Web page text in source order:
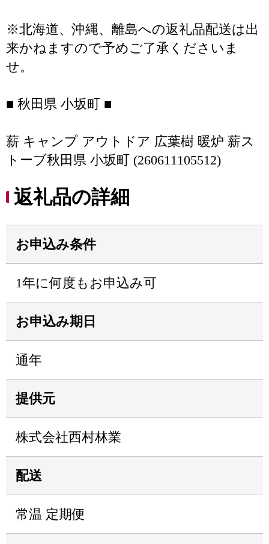
※北海道、沖縄、離島への返礼品配送は出
来かねますので予めご了承くださいま
せ。
■ 秋田県 小坂町 ■
薪 キャンプ アウトドア 広葉樹 暖炉 薪ス
トーブ秋田県 小坂町 (260611105512)
返礼品の詳細
お申込み条件
1年に何度もお申込み可
お申込み期日
通年
提供元
株式会社西村林業
配送
常温 定期便